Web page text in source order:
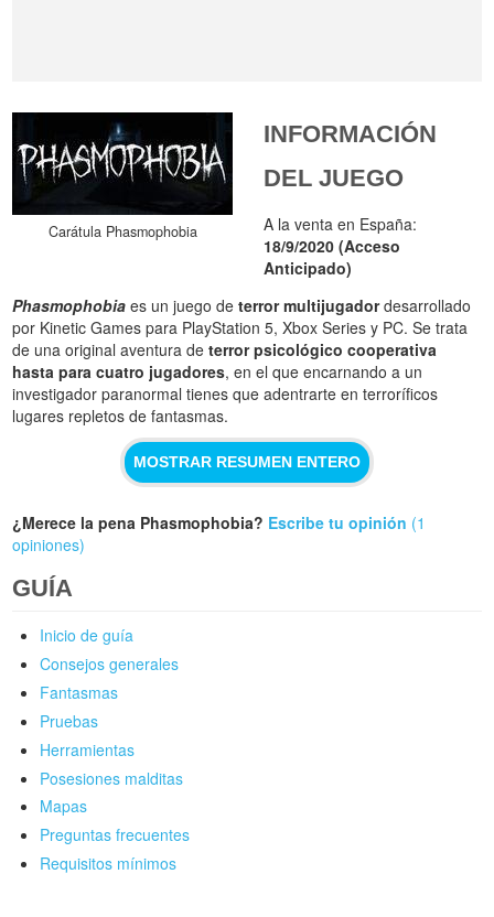
Carátula Phasmophobia
INFORMACIÓN
DEL JUEGO
A la venta en España:
18/9/2020 (Acceso
Anticipado)
Phasmophobia es un juego deterror multijugadordesarrollado
por Kinetic Games para PlayStation 5, Xbox Series y PC. Se trata
de una original aventura deterror psicológico cooperativa
hasta para cuatro jugadores, en el que encarnando a un
investigador paranormal tienes que adentrarte en terroríficos
lugares repletos de fantasmas.
MOSTRAR RESUMEN ENTERO
¿Merece la pena Phasmophobia? Escribe tu opinión (1
opiniones)
GUÍA
Inicio de guía
Consejos generales
Fantasmas
Pruebas
Herramientas
Posesiones malditas
Mapas
Preguntas frecuentes
Requisitos mínimos